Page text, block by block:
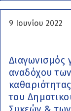
9 Ιουνίου 2022
Διαγωνισμός
αναδόχου
του